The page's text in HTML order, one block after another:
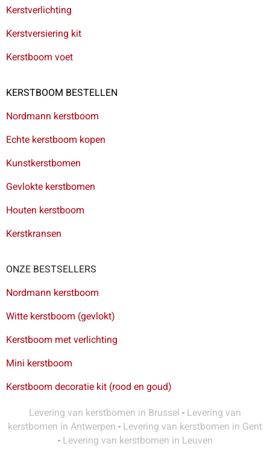
Kerstverlichting
Kerstversiering kit
Kerstboom voet
KERSTBOOM BESTELLEN
Nordmann kerstboom
Echte kerstboom kopen
Kunstkerstbomen
Gevlokte kerstbomen
Houten kerstboom
Kerstkransen
ONZE BESTSELLERS
Nordmann kerstboom
Witte kerstboom (gevlokt)
Kerstboom met verlichting
Mini kerstboom
Kerstboom decoratie kit (rood en goud)
Levering van kerstbomen in Brussel - Levering van
kerstbomen in Antwerpen - Levering van kerstbomen in Gent
- Levering van kerstbomen in Leuven